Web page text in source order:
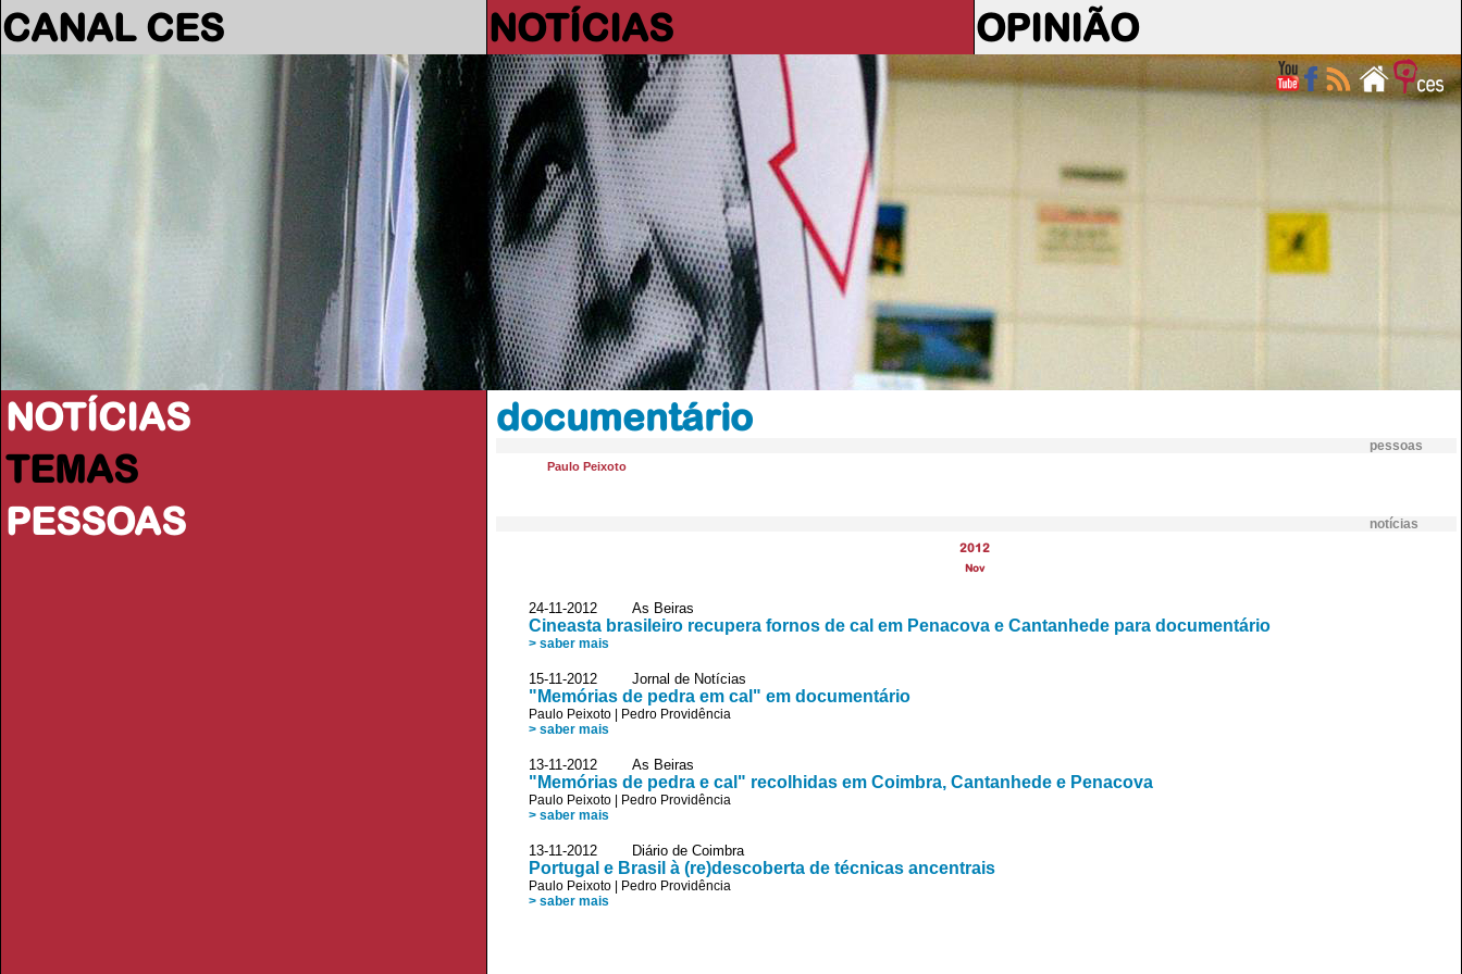
CANAL CES NOTÍCIAS OPINIÃO
NOTÍCIAS
TEMAS
PESSOAS
documentário
pessoas
Paulo Peixoto
notícias
2012
Nov
24-11-2012 As Beiras
Cineasta brasileiro recupera fornos de cal em Penacova e Cantanhede para documentário
> saber mais
15-11-2012 Jornal de Notícias
"Memórias de pedra em cal" em documentário
Paulo Peixoto
Pedro Providência
> saber mais
13-11-2012 As Beiras
"Memórias de pedra e cal" recolhidas em Coimbra, Cantanhede e Penacova
Paulo Peixoto
Pedro Providência
> saber mais
13-11-2012 Diário de Coimbra
Portugal e Brasil à (re)descoberta de técnicas ancentrais
Paulo Peixoto
Pedro Providência
> saber mais